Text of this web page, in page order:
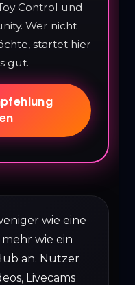
Control und
Wer nicht
startet hier
gut.
wie eine
wie ein
an. Nutzer
Livecams